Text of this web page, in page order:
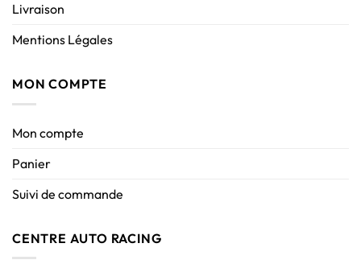
Livraison
Mentions Légales
MON COMPTE
Mon compte
Panier
Suivi de commande
CENTRE AUTO RACING